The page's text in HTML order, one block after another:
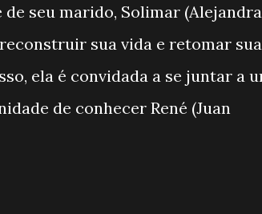
seu marido, Solimar (Alejandra
sua vida e retomar sua
ela é convidada a se juntar a
de conhecer René (Juan